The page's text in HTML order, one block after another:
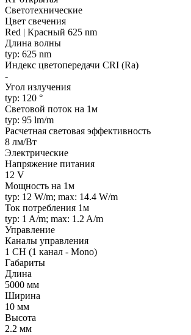
Светотехнические
Цвет свечения
Red | Красный 625 nm
Длина волны
typ: 625 nm
Индекс цветопередачи CRI (Ra)
-
Угол излучения
typ: 120 °
Световой поток на 1м
typ: 95 lm/m
Расчетная световая эффективность
8 лм/Вт
Электрические
Напряжение питания
12 V
Мощность на 1м
typ: 12 W/m; max: 14.4 W/m
Ток потребления 1м
typ: 1 A/m; max: 1.2 A/m
Управление
Каналы управления
1 CH (1 канал - Mono)
Габариты
Длина
5000 мм
Ширина
10 мм
Высота
2.2 мм